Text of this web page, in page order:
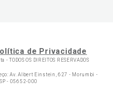
de Privacidade
-TODOS OS DIREITOS RESERVADOS
Av. Albert Einstein, 627 - Morumbi -
- 05652-000